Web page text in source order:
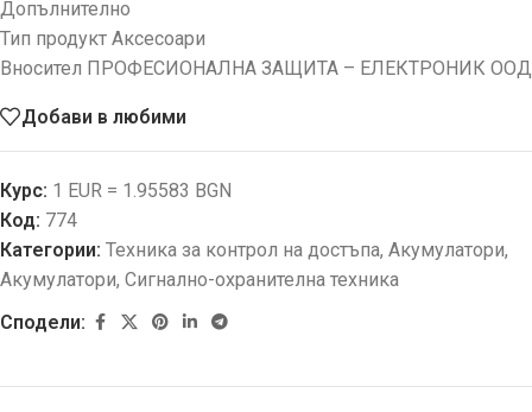
Допълнително
Тип продукт Аксесоари
Вносител ПРОФЕСИОНАЛНА ЗАЩИТА – ЕЛЕКТРОНИК ООД
Добави в любими
Курс: 1 EUR = 1.95583 BGN
Код: 774
Категории: Техника за контрол на достъпа, Акумулатори,
Акумулатори, Сигнално-охранителна техника
Сподели: